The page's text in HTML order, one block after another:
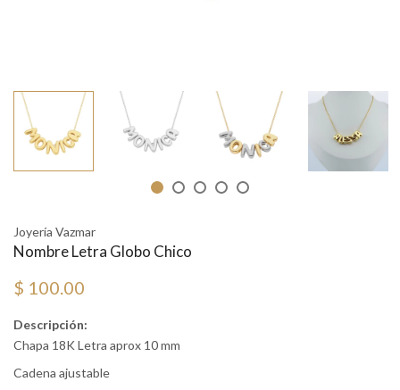
Joyería Vazmar
Nombre Letra Globo Chico
$ 100.00
Descripción:
Chapa 18K Letra aprox 10 mm
Cadena ajustable